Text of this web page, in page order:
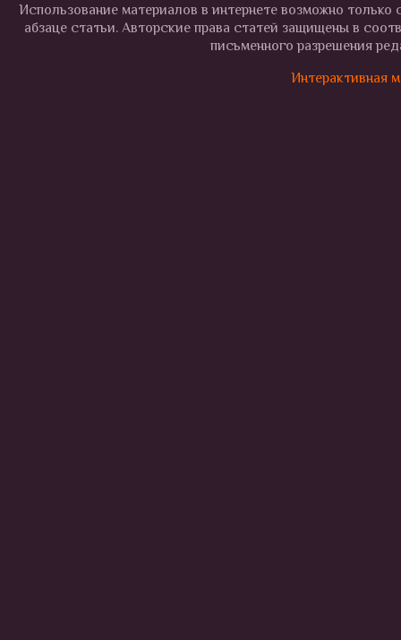
Использование материалов в интернете возможно
абзаце статьи. Авторские права статей защищены в
письменного разрешения
Интерактивная